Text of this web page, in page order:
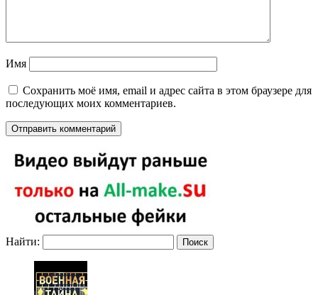
Имя
Сохранить моё имя, email и адрес сайта в этом браузере для
последующих моих комментариев.
Найти: